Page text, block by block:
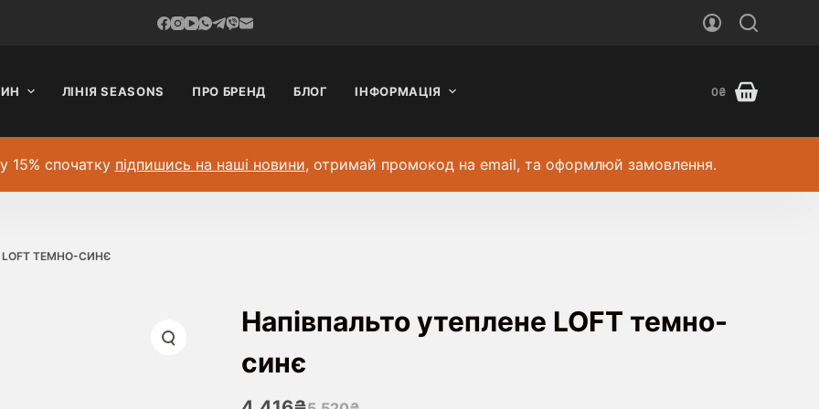
ЛІНІЯ SEASONS ПРО БРЕНД БЛОГ ІНФОРМАЦІЯ 0₴
спочатку підпишись на наші новини, отримай промокод на email, та оформлюй замовлення.
ТЕМНО-СИНЄ
Напівпальто утеплене LOFT темно-
синє